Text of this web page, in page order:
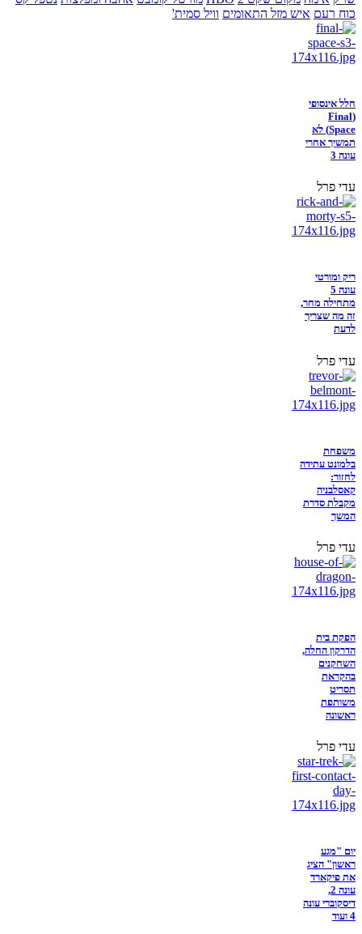
כוח רעם איש מזל התאומים וויל סמית'
חלל אינסופי
(Final
Space) לא
תמשיך אחרי
עונה 3
עדי פרל
ריק ומורטי
עונה 5
מתחילה מחר,
זה מה שצריך
לדעת
עדי פרל
משפחת
בלמונט עתידה
לחזור:
קאסלבניה
מקבלת סדרת
המשך
עדי פרל
הפקת בית
הדרקון החלה,
השחקנים
בהקראת
תסריט
משותפת
ראשונה
עדי פרל
יום "מגע
ראשון" הציג
את פיקארד
עונה 2,
דיסקוברי עונה
4 ועוד